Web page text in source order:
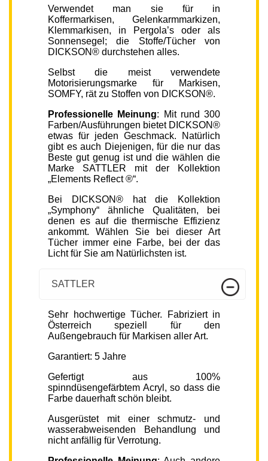
Verwendet man sie für in
Koffermarkisen, Gelenkarmmarkizen,
Klemmarkisen, in Pergola’s oder als
Sonnensegel; die Stoffe/Tücher von
DICKSON® durchstehen alles.
Selbst die meist verwendete
Motorisierungsmarke für Markisen,
SOMFY, rät zu Stoffen von DICKSON®.
Professionelle Meinung: Mit rund 300
Farben/Ausführungen bietet DICKSON®
etwas für jeden Geschmack. Natürlich
gibt es auch Diejenigen, für die nur das
Beste gut genug ist und die wählen die
Marke SATTLER mit der Kollektion
„Elements Reflect ®“.
Bei DICKSON® hat die Kollektion
„Symphony“ ähnliche Qualitäten, bei
denen es auf die thermische Effizienz
ankommt. Wählen Sie bei dieser Art
Tücher immer eine Farbe, bei der das
Licht für Sie am Natürlichsten ist.
SATTLER
Sehr hochwertige Tücher. Fabriziert in
Österreich speziell für den
Außengebrauch für Markisen aller Art.
Garantiert: 5 Jahre
Gefertigt aus 100%
spinndüsengefärbtem Acryl, so dass die
Farbe dauerhaft schön bleibt.
Ausgerüstet mit einer schmutz- und
wasserabweisenden Behandlung und
nicht anfällig für Verrotung.